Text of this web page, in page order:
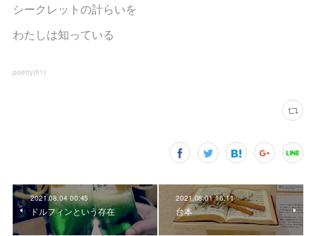
シークレットの計らいを
わたしは知っている
poetry(51)
2021.08.04 00:45
ドルフィンという存在
2021.08.01 16:11
台本